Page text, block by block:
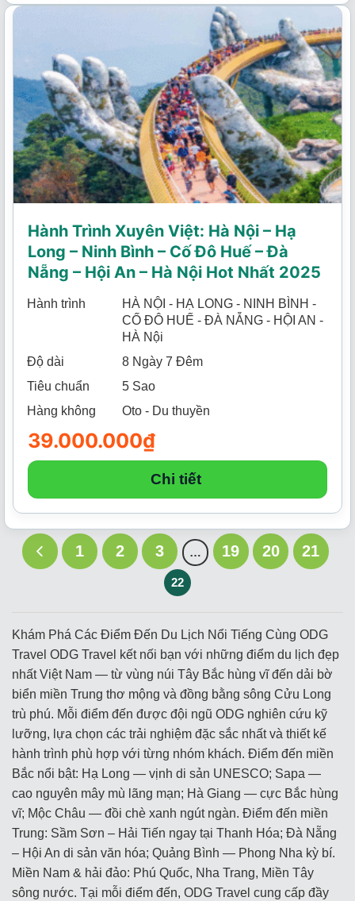
Hành Trình Xuyên Việt: Hà Nội – Hạ
Long – Ninh Bình – Cố Đô Huế – Đà
Nẵng – Hội An – Hà Nội Hot Nhất 2025
Hành trình
HÀ NỘI - HẠ LONG - NINH BÌNH -
CỐ ĐÔ HUẾ - ĐÀ NẴNG - HỘI AN -
HÀ Nội
Độ dài
8 Ngày 7 Đêm
Tiêu chuẩn
5 Sao
Hàng không
Oto - Du thuyền
39.000.000₫
Chi tiết
1 2 3 … 19 20 21
22
Khám Phá Các Điểm Đến Du Lịch Nổi Tiếng Cùng ODG
Travel ODG Travel kết nối bạn với những điểm du lịch đẹp
nhất Việt Nam — từ vùng núi Tây Bắc hùng vĩ đến dải bờ
biển miền Trung thơ mộng và đồng bằng sông Cửu Long
trù phú. Mỗi điểm đến được đội ngũ ODG nghiên cứu kỹ
lưỡng, lựa chọn các trải nghiệm đặc sắc nhất và thiết kế
hành trình phù hợp với từng nhóm khách. Điểm đến miền
Bắc nổi bật: Hạ Long — vịnh di sản UNESCO; Sapa —
cao nguyên mây mù lãng mạn; Hà Giang — cực Bắc hùng
vĩ; Mộc Châu — đồi chè xanh ngút ngàn. Điểm đến miền
Trung: Sầm Sơn – Hải Tiến ngay tại Thanh Hóa; Đà Nẵng
– Hội An di sản văn hóa; Quảng Bình — Phong Nha kỳ bí.
Miền Nam & hải đảo: Phú Quốc, Nha Trang, Miền Tây
sông nước. Tại mỗi điểm đến, ODG Travel cung cấp đầy